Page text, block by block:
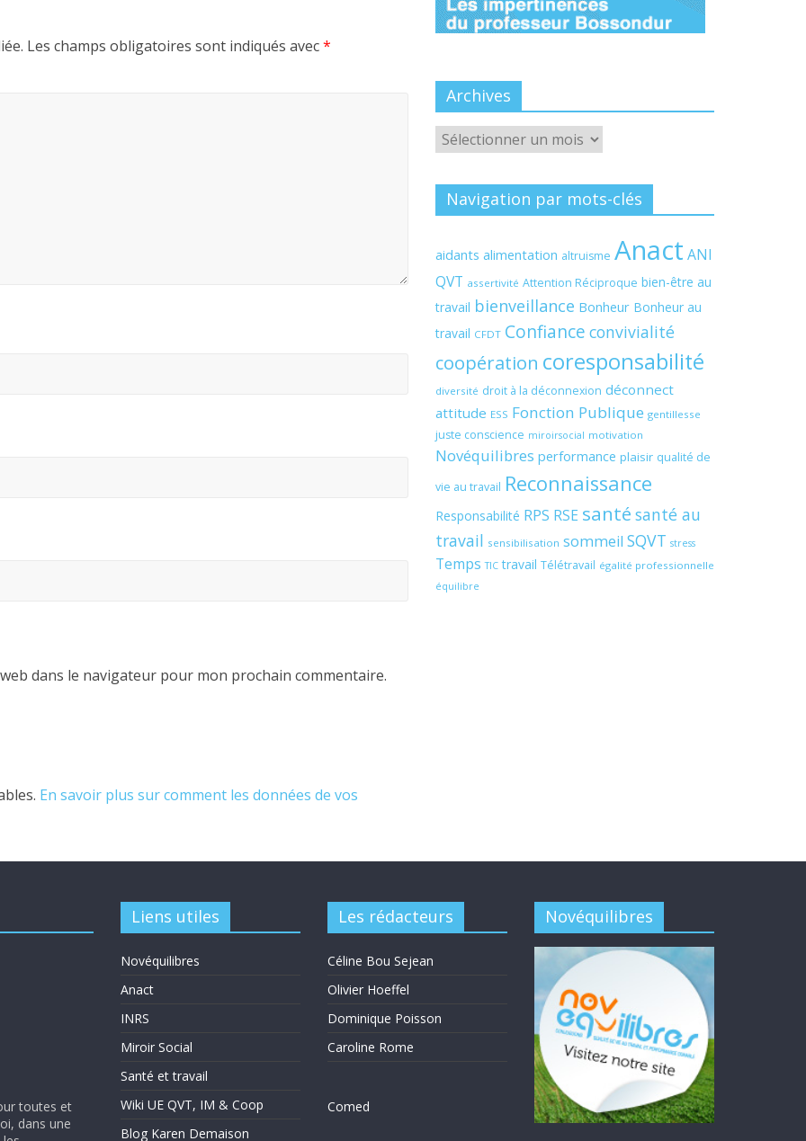
Les champs obligatoires sont indiqués avec*
dans le navigateur pour mon prochain commentaire.
En savoir plus sur comment les données de vos
Archives
Archives
Navigation par mots-clés
aidants alimentation altruisme Anact ANI
QVT assertivité Attention Réciproque bien-être au
travail bienveillance Bonheur Bonheur au
travail CFDT Confiance convivialité
coopération coresponsabilité
diversité droit à la déconnexion déconnect
attitude ESS Fonction Publique gentillesse
juste conscience miroirsocial motivation
Novéquilibres performance plaisir qualité de
vie au travail Reconnaissance
Responsabilité RPS RSE santé santé au
travail sensibilisation sommeil SQVT stress
Temps TIC travail Télétravail égalité professionnelle
équilibre
toutes et
dans une
Liens utiles
Novéquilibres
Anact
INRS
Miroir Social
Santé et travail
Wiki UE QVT, IM & Coop
Blog Karen Demaison
Les rédacteurs
Céline Bou Sejean
Olivier Hoeffel
Dominique Poisson
Caroline Rome
Comed
Novéquilibres